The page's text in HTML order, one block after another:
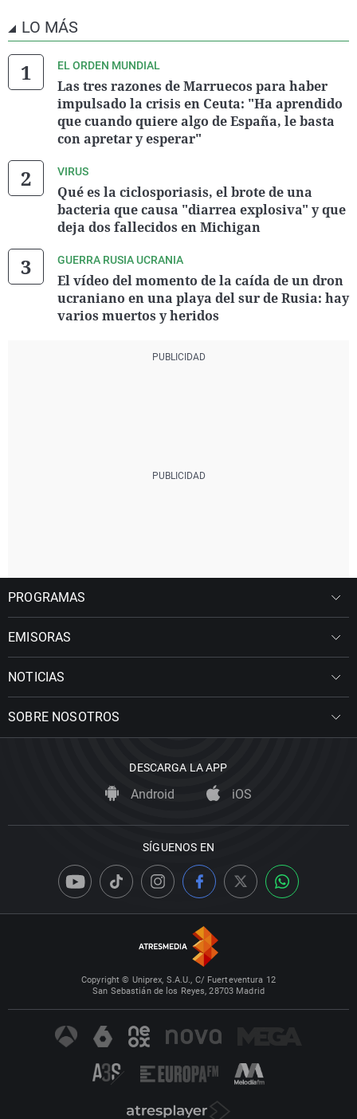
LO MÁS
EL ORDEN MUNDIAL
Las tres razones de Marruecos para haber
impulsado la crisis en Ceuta: "Ha aprendido
que cuando quiere algo de España, le basta
con apretar y esperar"
VIRUS
Qué es la ciclosporiasis, el brote de una
bacteria que causa "diarrea explosiva" y que
deja dos fallecidos en Michigan
GUERRA RUSIA UCRANIA
El vídeo del momento de la caída de un dron
ucraniano en una playa del sur de Rusia: hay
varios muertos y heridos
PROGRAMAS
EMISORAS
NOTICIAS
SOBRE NOSOTROS
DESCARGA LA APP
Android iOS
SÍGUENOS EN
Copyright © Uniprex, S.A.U., C/ Fuerteventura 12
San Sebastián de los Reyes, 28703 Madrid